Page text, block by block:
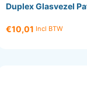
Duplex Glasvezel
€10,01 Incl BTW